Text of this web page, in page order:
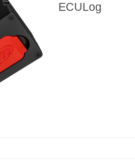
ECULog